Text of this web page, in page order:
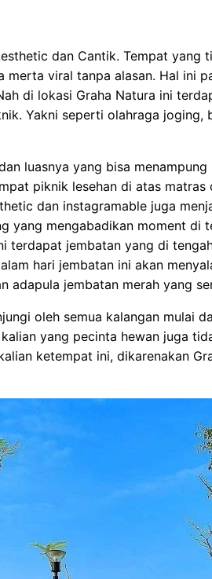
dan Cantik. Tempat
viral tanpa alasan. Hal ini
di lokasi Graha Natura ini
Yakni seperti olahraga joging,
luasnya yang bisa
piknik lesehan di atas matras
dan instagramable juga
yang mengabadikan moment di
terdapat jembatan yang di
hari jembatan ini akan
adapula jembatan merah yang
oleh semua kalangan mulai
yang pecinta hewan juga
ketempat ini, dikarenakan